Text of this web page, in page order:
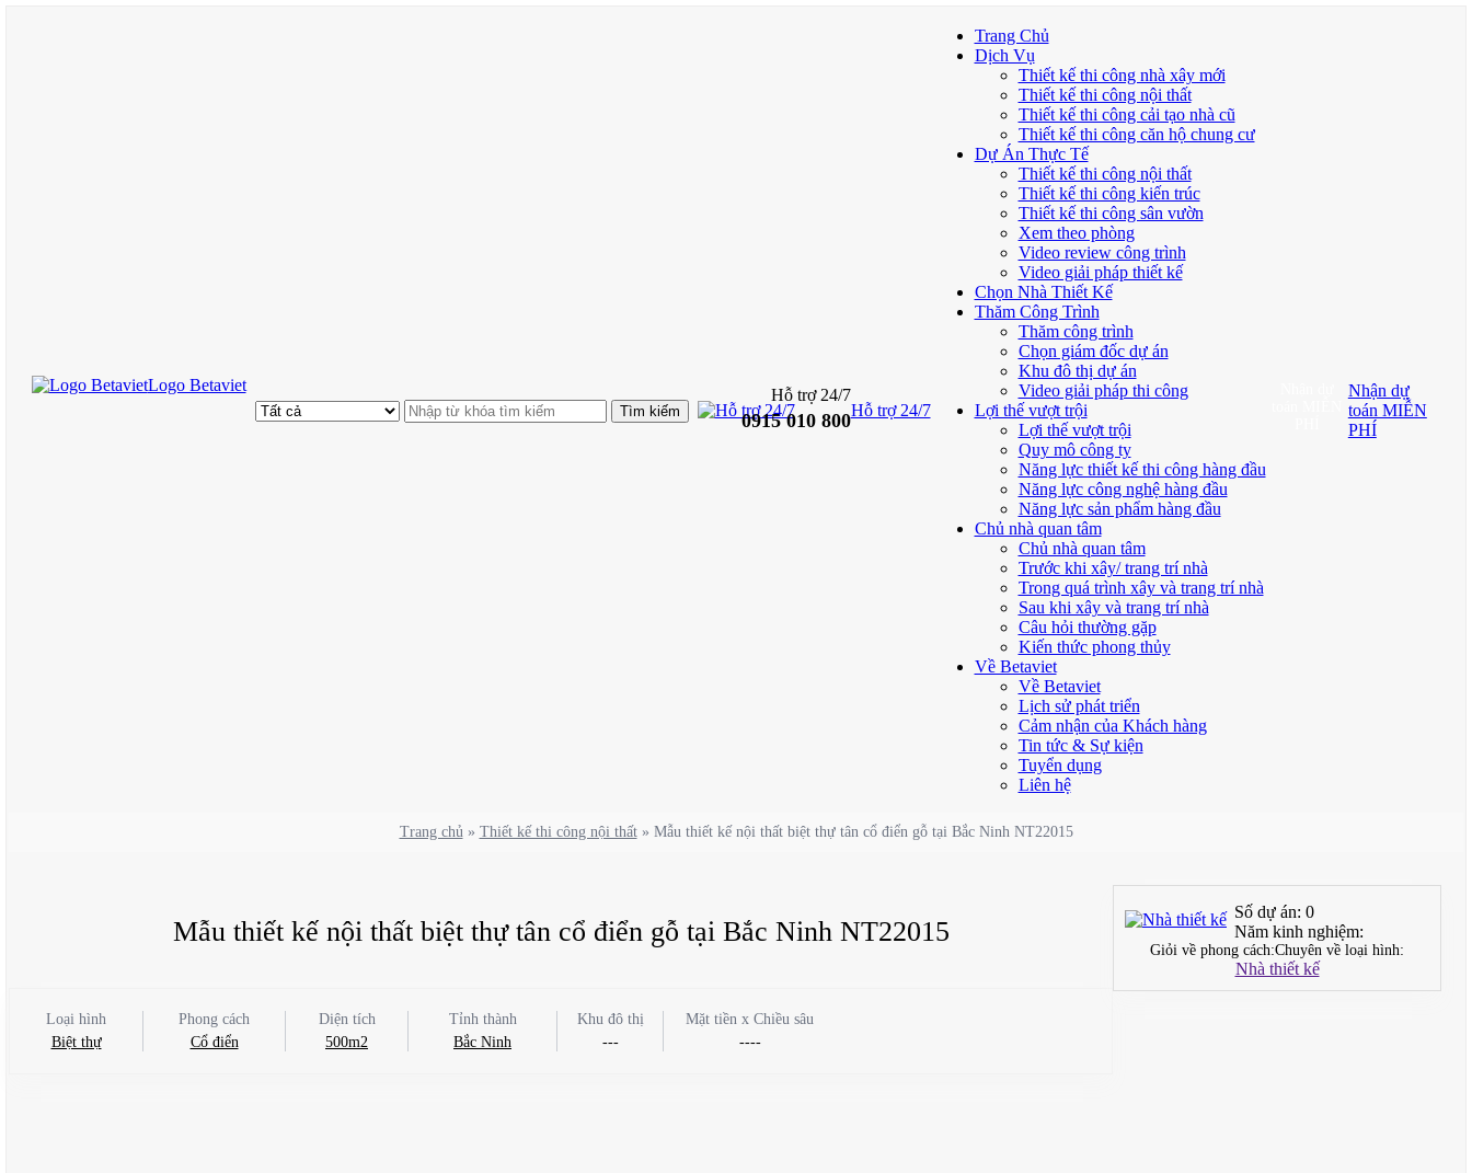
Logo Betaviet
Hỗ trợ 24/7
0915 010 800Hỗ trợ 24/7
Trang Chủ
Dịch Vụ
Thiết kế thi công nhà xây mới
Thiết kế thi công nội thất
Thiết kế thi công cải tạo nhà cũ
Thiết kế thi công căn hộ chung cư
Dự Án Thực Tế
Thiết kế thi công nội thất
Thiết kế thi công kiến trúc
Thiết kế thi công sân vườn
Xem theo phòng
Video review công trình
Video giải pháp thiết kế
Chọn Nhà Thiết Kế
Thăm Công Trình
Thăm công trình
Chọn giám đốc dự án
Khu đô thị dự án
Video giải pháp thi công
Lợi thế vượt trội
Lợi thế vượt trội
Quy mô công ty
Năng lực thiết kế thi công hàng đầu
Năng lực công nghệ hàng đầu
Năng lực sản phẩm hàng đầu
Chủ nhà quan tâm
Chủ nhà quan tâm
Trước khi xây/ trang trí nhà
Trong quá trình xây và trang trí nhà
Sau khi xây và trang trí nhà
Câu hỏi thường gặp
Kiến thức phong thủy
Về Betaviet
Về Betaviet
Lịch sử phát triển
Cảm nhận của Khách hàng
Tin tức & Sự kiện
Tuyển dụng
Liên hệ
Nhận dự
toán MIỄN
PHÍ
Trang chủ» Thiết kế thi công nội thất» Mẫu thiết kế nội thất biệt thự tân cổ điển gỗ tại Bắc Ninh NT22015
Mẫu thiết kế nội thất biệt thự tân cổ điển gỗ tại Bắc Ninh NT22015
Loại hình
Biệt thự
Phong cách
Cổ điển
Diện tích
500m2
Tỉnh thành
Bắc Ninh
Khu đô thị
---
Mặt tiền x Chiều sâu
----
Số dự án: 0
Năm kinh nghiệm:
Giỏi về phong cách:Chuyên về loại hình:
Nhà thiết kế